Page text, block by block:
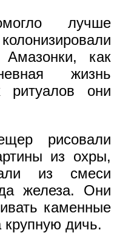
лучше
Амазонки, как
жизнь
ритуалов они
рисовали
из охры,
из смеси
железа. Они
каменные
крупную дичь.